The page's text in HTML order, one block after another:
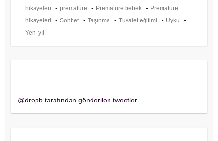
hikayeleri
- prematüre - Prematüre bebek - Prematüre
hikayeleri
- Sohbet - Taşınma - Tuvalet eğitimi - Uyku -
Yeni yıl
@drepb tarafından gönderilen tweetler